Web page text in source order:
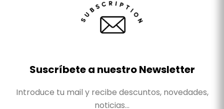
Suscríbete a nuestro Newsletter
Introduce tu mail y recibe descuntos, novedades,
noticias...